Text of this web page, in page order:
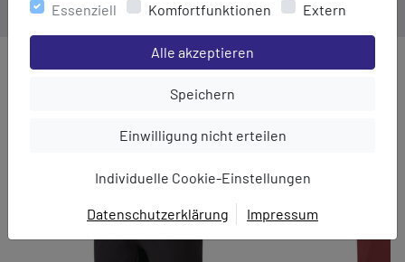
Essenziell Komfortfunktionen Extern
Einstellungen speichern für die Gruppe
Alle akzeptieren
Einstellungen speichern für die
Speichern
Einstellungen speichern für die Gruppe
Einwilligung nicht erteilen
Individuelle Cookie-Einstellungen
Datenschutzerklärung Impressum
EINWILLIGUNG ZUR